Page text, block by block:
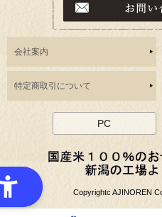
会社案内
特定商取引について
PC
Copyrightc AJINOREN